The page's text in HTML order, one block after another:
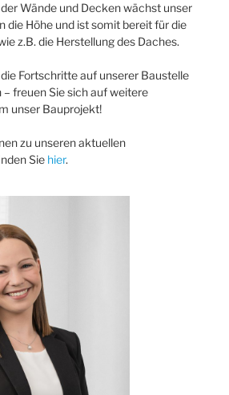
Wände und Decken wächst unser
die Höhe und ist somit bereit für die
z.B. die Herstellung des Daches.
Fortschritte auf unserer Baustelle
freuen Sie sich auf weitere
unser Bauprojekt!
zu unseren aktuellen
Sie hier.